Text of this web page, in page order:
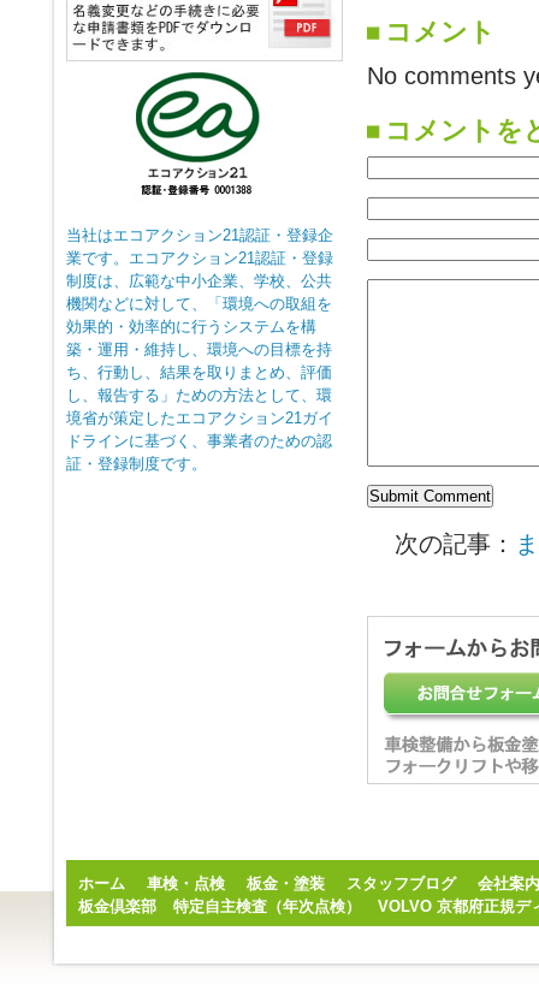
当社はエコアクション21認証・登録企
業です。エコアクション21認証・登録
制度は、広範な中小企業、学校、公共
機関などに対して、「環境への取組を
効果的・効率的に行うシステムを構
築・運用・維持し、環境への目標を持
ち、行動し、結果を取りまとめ、評価
し、報告する」ための方法として、環
境省が策定したエコアクション21ガイ
ドラインに基づく、事業者のための認
証・登録制度です。
コメント
No comments
コメントを
次の記事：
ホーム 車検・点検 板金・塗装 スタッフブログ
会社案内
板金倶楽部
特定自主検査（年次点検） VOLVO 京都府正規デ